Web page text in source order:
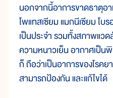
นอกจากนี้อาการขาดธาตุอา
โพแทสเซียม แมกนีเซียม โบ
เป็นประจำ รวมทั้งสภาพแว
ความหนาวเย็น อากาศเป็น
ก็ ถือว่าเป็นอาการของโรคย
สามารถป้องกัน และแก้ไขได้